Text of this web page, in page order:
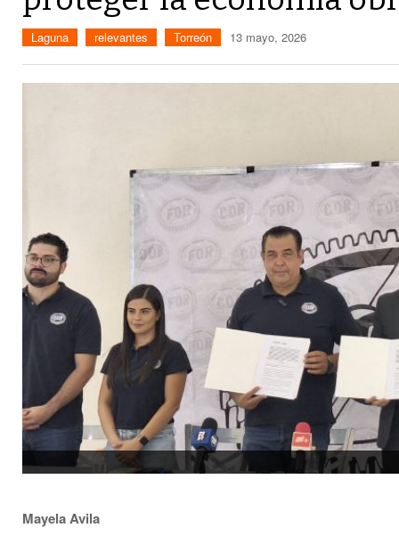
Laguna relevantes Torreón 13 mayo, 2026
Mayela Avila